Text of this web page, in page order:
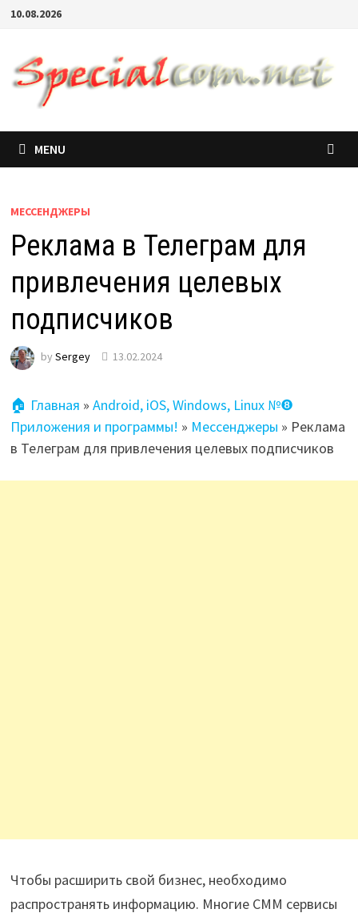
10.08.2026
MENU
МЕССЕНДЖЕРЫ
Реклама в Телеграм для
привлечения целевых
подписчиков
by Sergey 13.02.2024
🏠 Главная » Android, iOS, Windows, Linux №❽
Приложения и программы! » Мессенджеры » Реклама
в Телеграм для привлечения целевых подписчиков
Чтобы расширить свой бизнес, необходимо
распространять информацию. Многие СММ сервисы